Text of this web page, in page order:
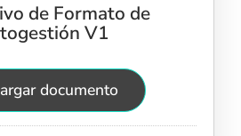
de Formato de
V1
documento